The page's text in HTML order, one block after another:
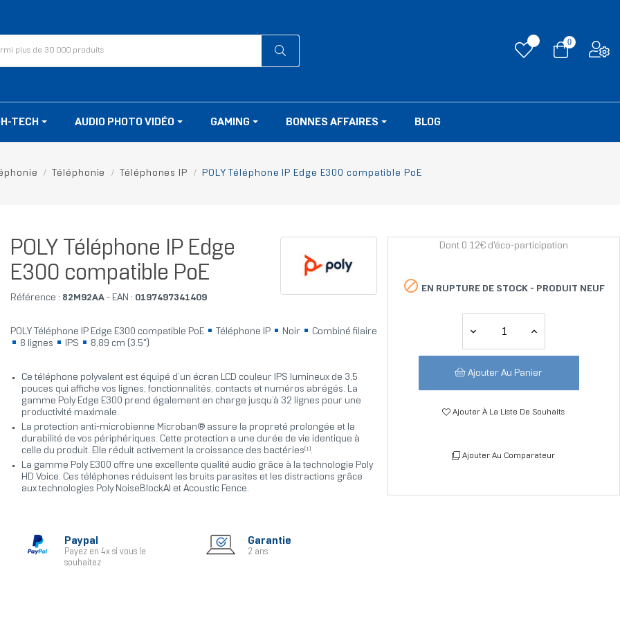
0
TECH AUDIO PHOTO VIDÉO GAMING BONNES AFFAIRES BLOG
Téléphonie Téléphones IP POLY Téléphone IP Edge E300 compatible PoE
POLY Téléphone IP Edge
E300 compatible PoE
Référence : 82M92AA- EAN : 0197497341409
POLY Téléphone IP Edge E300 compatible PoE Téléphone IP Noir
Combiné filaire
8 lignes
IPS 8,89 cm (3.5")
Ce téléphone polyvalent est équipé d’un écran LCD couleur IPS lumineux de 3,5
pouces qui affiche vos lignes, fonctionnalités, contacts et numéros abrégés. La
gamme Poly Edge E300 prend également en charge jusqu’à 32 lignes pour une
productivité maximale.
La protection anti-microbienne Microban® assure la propreté prolongée et la
durabilité de vos périphériques. Cette protection a une durée de vie identique à
celle du produit. Elle réduit activement la croissance des bactéries [1] .
La gamme Poly E300 offre une excellente qualité audio grâce à la technologie Poly
HD Voice. Ces téléphones réduisent les bruits parasites et les distractions grâce
aux technologies Poly NoiseBlockAI et Acoustic Fence.
Paypal
Payez en 4x si vous le
souhaitez
Garantie
2 ans
Dont 0.12€ d'éco-participation
 EN RUPTURE DE STOCK - PRODUIT NEUF
Ajouter Au Panier
Ajouter À La Liste De Souhaits
Ajouter Au Comparateur